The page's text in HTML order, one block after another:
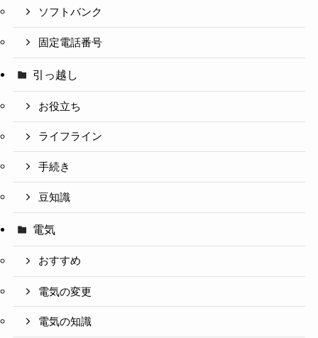
ソフトバンク
固定電話番号
引っ越し
お役立ち
ライフライン
手続き
豆知識
電気
おすすめ
電気の変更
電気の知識